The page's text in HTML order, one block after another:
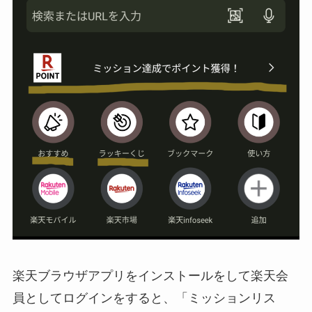
楽天ブラウザアプリをインストールをして楽天会
員としてログインをすると、「ミッションリス